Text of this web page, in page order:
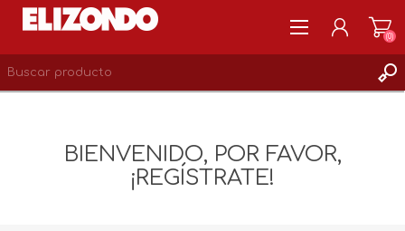
LISTA DE DESEOS 0
(0)
BIENVENIDO, POR FAVOR,
¡REGÍSTRATE!